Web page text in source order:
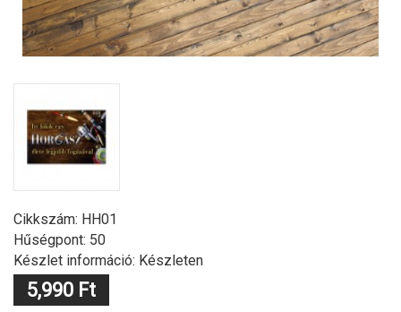
Cikkszám: HH01
Hűségpont: 50
Készlet információ: Készleten
5,990 Ft